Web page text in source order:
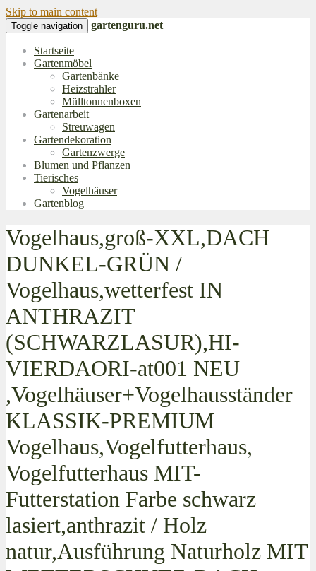
Skip to main content
Toggle navigation gartenguru.net
Startseite
Gartenmöbel
Gartenbänke
Heizstrahler
Mülltonnenboxen
Gartenarbeit
Streuwagen
Gartendekoration
Gartenzwerge
Blumen und Pflanzen
Tierisches
Vogelhäuser
Gartenblog
Vogelhaus,groß-XXL,DACH
DUNKEL-GRÜN /
Vogelhaus,wetterfest IN
ANTHRAZIT
(SCHWARZLASUR),HI-
VIERDAORI-at001 NEU
,Vogelhäuser+Vogelhausständer
KLASSIK-PREMIUM
Vogelhaus,Vogelfutterhaus,
Vogelfutterhaus MIT-
Futterstation Farbe schwarz
lasiert,anthrazit / Holz
natur,Ausführung Naturholz MIT